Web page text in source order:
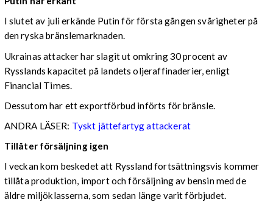
I slutet av juli erkände Putin för första gången svårigheter på
den ryska bränslemarknaden.
Ukrainas attacker har slagit ut omkring 30 procent av
Rysslands kapacitet på landets oljeraffinaderier, enligt
Financial Times.
Dessutom har ett exportförbud införts för bränsle.
ANDRA LÄSER: Tyskt jättefartyg attackerat
Tillåter försäljning igen
I veckan kom beskedet att Ryssland fortsättningsvis kommer
tillåta produktion, import och försäljning av bensin med de
äldre miljöklasserna, som sedan länge varit förbjudet.